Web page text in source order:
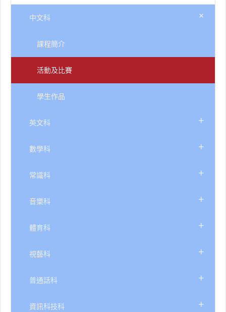
中文科 +
課程簡介
活動及比賽
學生作品
英文科 +
數學科 +
常識科 +
音樂科 +
體育科 +
視藝科 +
普通話科 +
資訊科技科 +